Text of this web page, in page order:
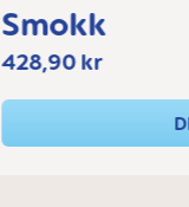
Smokk
428,90 kr